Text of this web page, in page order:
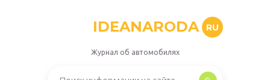
IDEANARODA RU
Журнал об автомобилях